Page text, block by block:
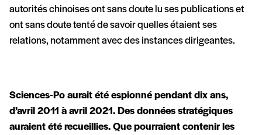
autorités chinoises ont sans doute lu ses publications et
ont sans doute tenté de savoir quelles étaient ses
relations, notamment avec des instances dirigeantes.
Sciences-Po aurait été espionné pendant dix ans,
d’avril 2011 à avril 2021. Des données stratégiques
auraient été recueillies. Que pourraient contenir les